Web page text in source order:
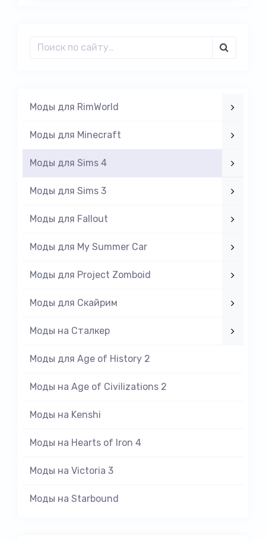
Моды для RimWorld
Моды для Minecraft
Моды для Sims 4
Моды для Sims 3
Моды для Fallout
Моды для My Summer Car
Моды для Project Zomboid
Моды для Скайрим
Моды на Cталкер
Моды для Age of History 2
Моды на Age of Civilizations 2
Моды на Kenshi
Моды на Hearts of Iron 4
Моды на Victoria 3
Моды на Starbound